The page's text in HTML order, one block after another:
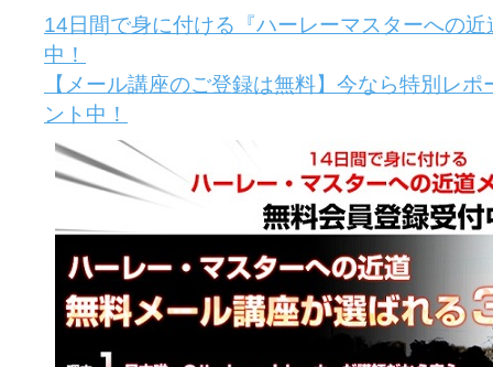
14日間で身に付ける『ハーレーマスターへの
中！
【メール講座のご登録は無料】今なら特別レ
ント中！